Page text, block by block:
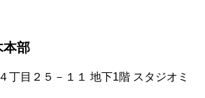
本部
丁目２５－１１ 地下1階 スタジオミ